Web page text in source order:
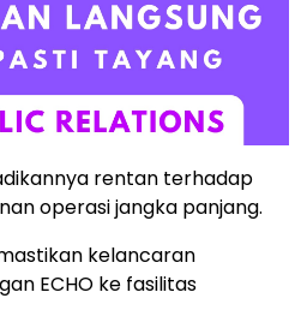
rentan terhadap
operasi jangka panjang.
kelancaran
ECHO ke fasilitas